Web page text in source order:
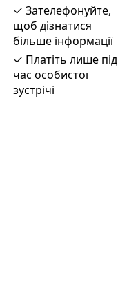
Зателефонуйте,
щоб дізнатися
більше інформації
Платіть лише під
час особистої
зустрічі